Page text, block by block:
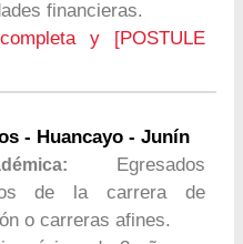
financieras.
y [POSTULE
- Huancayo - Junín
Egresados
de la carrera de
o carreras afines.